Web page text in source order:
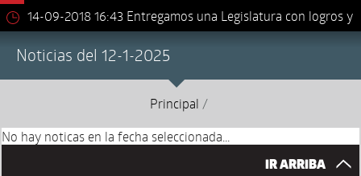
14-09-2018 16:43 Entregamos una Legislatura con logros y
Noticias del 12-1-2025
Principal /
No hay noticas en la fecha seleccionada...
IR ARRIBA